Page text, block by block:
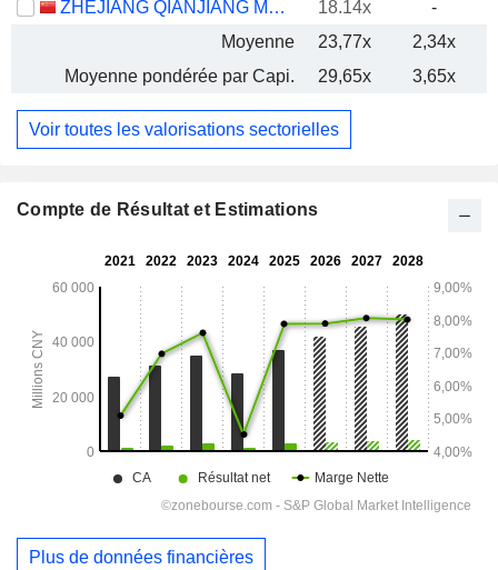
ZHEJIANG QIANJIANG MOTORCYCLE CO., LTD.
18.14x
-
Moyenne
23,77x 2,34x
Moyenne pondérée par Capi.
29,65x 3,65x
Voir toutes les valorisations sectorielles
Compte de Résultat et Estimations
Plus de données financières